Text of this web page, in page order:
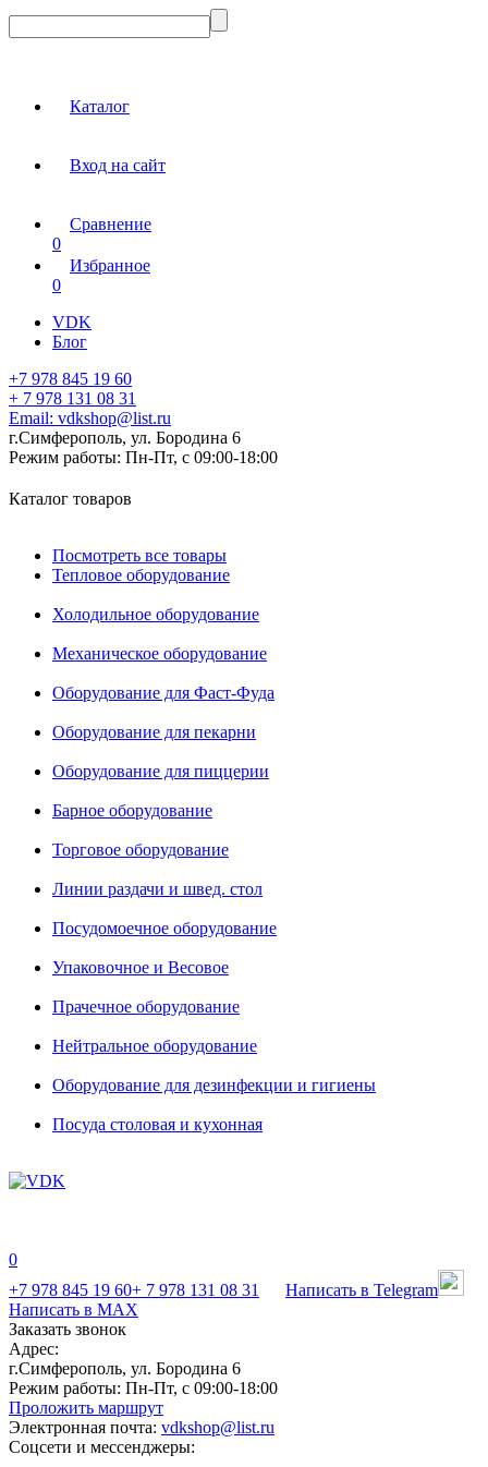
Каталог
Вход на сайт
Сравнение
0
Избранное
0
VDK
Блог
+7 978 845 19 60
+ 7 978 131 08 31
Email: vdkshop@list.ru
г.Симферополь, ул. Бородина 6
Режим работы: Пн-Пт, с 09:00-18:00
Каталог товаров
Посмотреть все товары
Тепловое оборудование
Холодильное оборудование
Механическое оборудование
Оборудование для Фаст-Фуда
Оборудование для пекарни
Оборудование для пиццерии
Барное оборудование
Торговое оборудование
Линии раздачи и швед. стол
Посудомоечное оборудование
Упаковочное и Весовое
Прачечное оборудование
Нейтральное оборудование
Оборудование для дезинфекции и гигиены
Посуда столовая и кухонная
0
+7 978 845 19 60+ 7 978 131 08 31
Написать в Telegram
Написать в MAX
Заказать звонок
Адрес:
г.Симферополь, ул. Бородина 6
Режим работы: Пн-Пт, с 09:00-18:00
Проложить маршрут
Электронная почта: vdkshop@list.ru
Соцсети и мессенджеры: